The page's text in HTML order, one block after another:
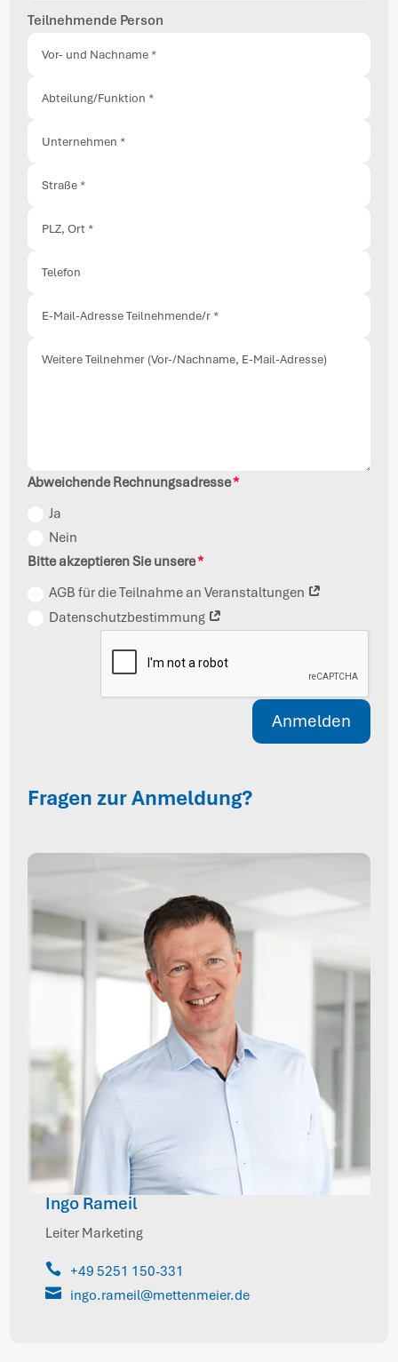
Teilnehmende Person
Abweichende Rechnungsadresse
Ja
Nein
Bitte akzeptieren Sie unsere
AGB für die Teilnahme an Veranstaltungen
Datenschutzbestimmung
Anmelden
Fragen zur Anmeldung?
Ingo Rameil
Leiter Marketing
 +49 5251 150-331
 ingo.rameil@mettenmeier.de